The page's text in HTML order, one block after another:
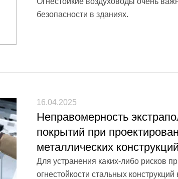
безопасности в зданиях.
16.04.2025
Неправомерность
покрытий при
металлических конструкций
Для устранения каких-либо рисков
огнестойкости стальных